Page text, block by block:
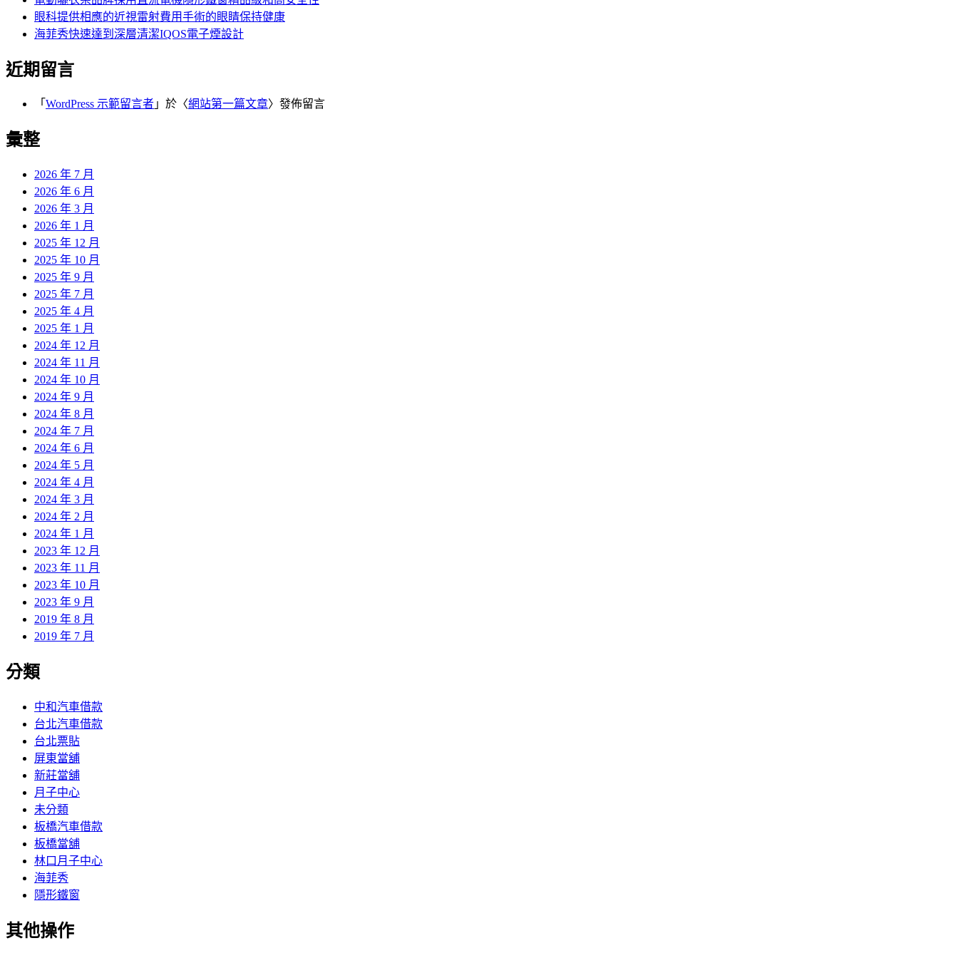
眼科提供相應的近視雷射費用手術的眼睛保持健康
海菲秀快速達到深層清潔IQOS電子煙設計
近期留言
「 WordPress 示範留言者 」於〈網站第一篇文章〉發佈留言
彙整
2026 年 7 月
2026 年 6 月
2026 年 3 月
2026 年 1 月
2025 年 12 月
2025 年 10 月
2025 年 9 月
2025 年 7 月
2025 年 4 月
2025 年 1 月
2024 年 12 月
2024 年 11 月
2024 年 10 月
2024 年 9 月
2024 年 8 月
2024 年 7 月
2024 年 6 月
2024 年 5 月
2024 年 4 月
2024 年 3 月
2024 年 2 月
2024 年 1 月
2023 年 12 月
2023 年 11 月
2023 年 10 月
2023 年 9 月
2019 年 8 月
2019 年 7 月
分類
中和汽車借款
台北汽車借款
台北票貼
屏東當舖
新莊當舖
月子中心
未分類
板橋汽車借款
板橋當舖
林口月子中心
海菲秀
隱形鐵窗
其他操作